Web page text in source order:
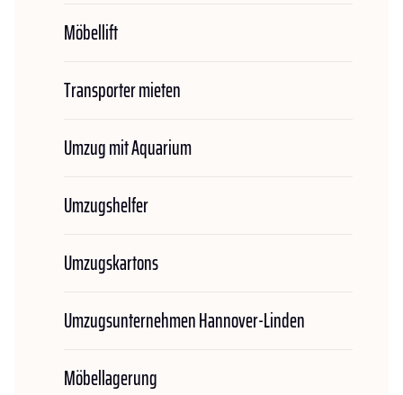
Möbellift
Transporter mieten
Umzug mit Aquarium
Umzugshelfer
Umzugskartons
Umzugsunternehmen Hannover-Linden
Möbellagerung